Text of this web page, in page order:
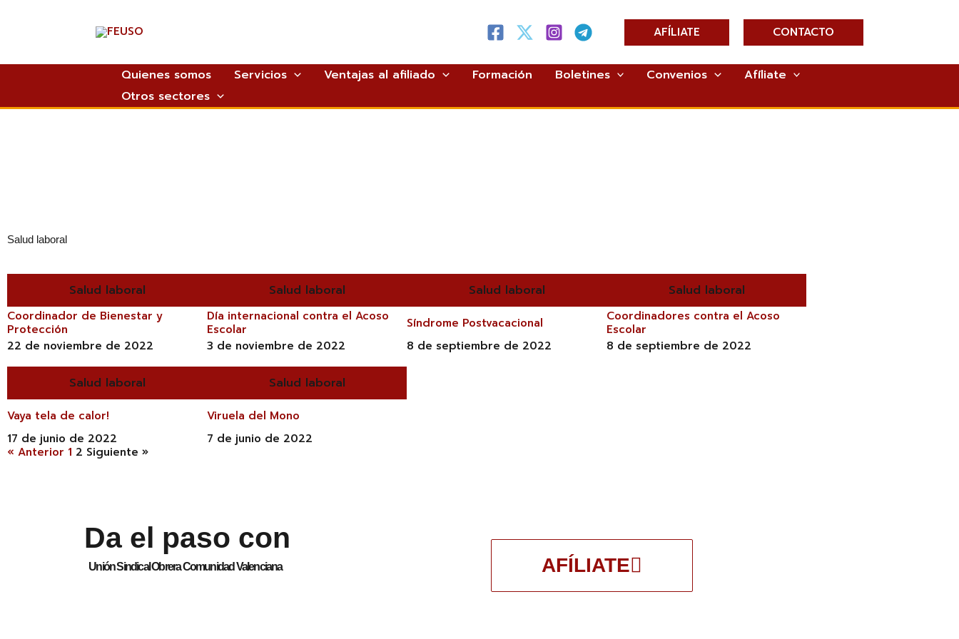
AFÍLIATE CONTACTO
Quienes somos Servicios Ventajas al afiliado Formación Boletines Convenios
Afíliate
Otros sectores
Salud laboral
Salud laboral
Coordinador de Bienestar y
Protección
22 de noviembre de 2022
Salud laboral
Día internacional contra el Acoso
Escolar
3 de noviembre de 2022
Salud laboral
Síndrome Postvacacional
8 de septiembre de 2022
Salud laboral
Coordinadores contra el Acoso
Escolar
8 de septiembre de 2022
Salud laboral
Vaya tela de calor!
17 de junio de 2022
Salud laboral
Viruela del Mono
7 de junio de 2022
« Anterior
g
e
1
g
e
2 Siguiente »
Da el paso con
Unión Sindical Obrera Comunidad Valenciana AFÍLIATE